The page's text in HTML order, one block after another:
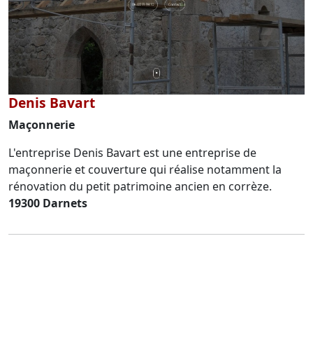
Denis Bavart
Maçonnerie
L'entreprise Denis Bavart est une entreprise de
maçonnerie et couverture qui réalise notamment la
rénovation du petit patrimoine ancien en corrèze.
19300 Darnets